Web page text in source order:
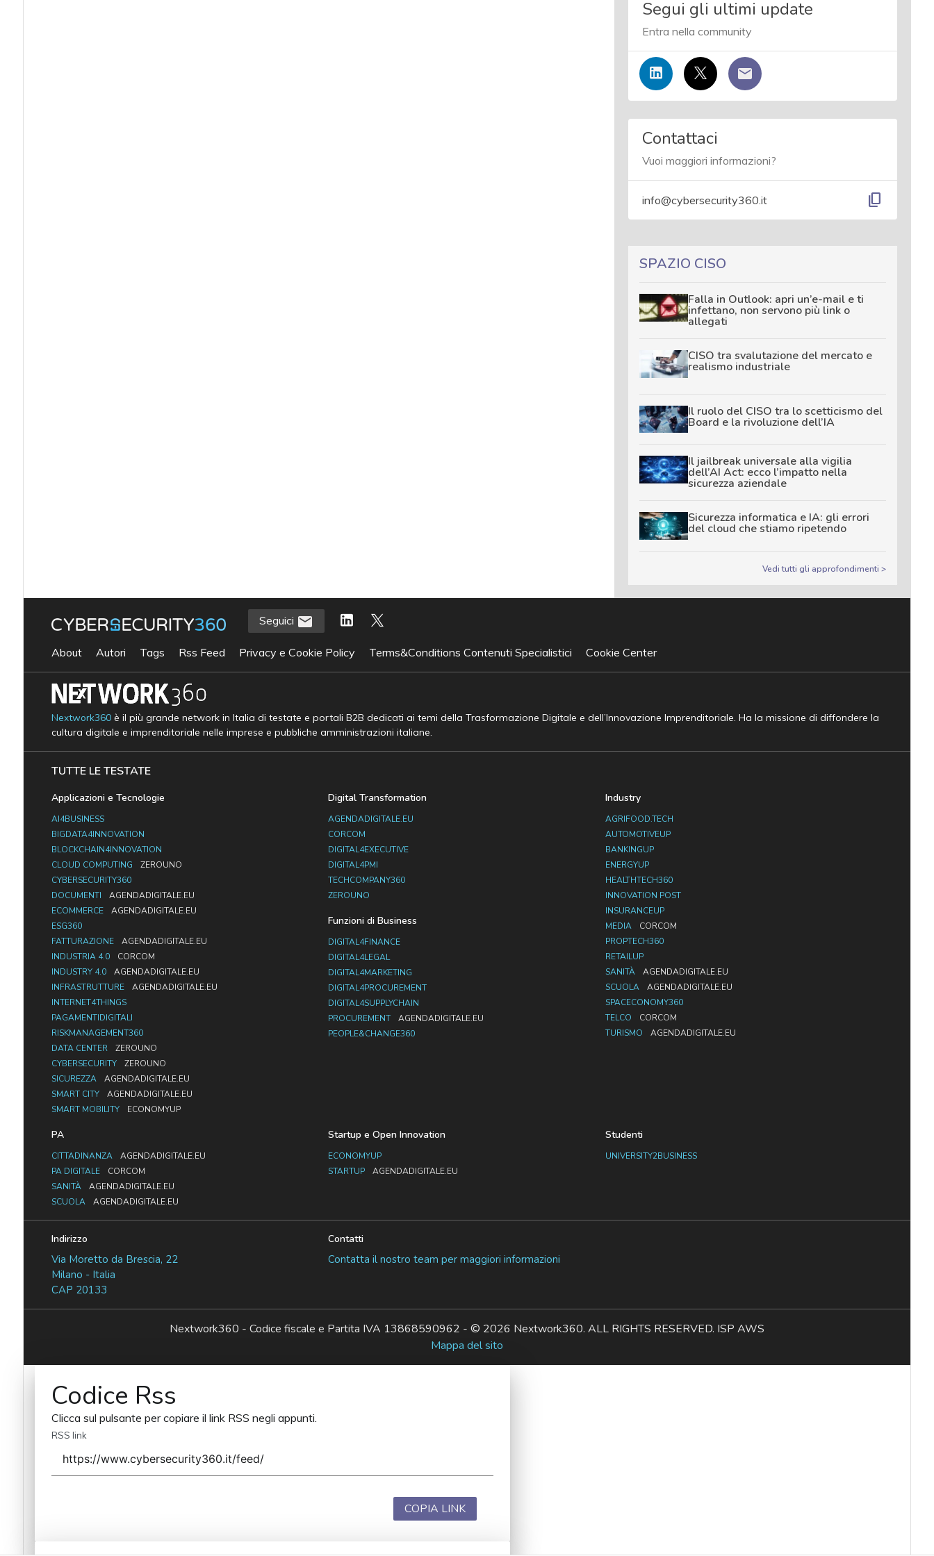
Segui gli ultimi update
Entra nella community
Contattaci
Vuoi maggiori informazioni?
info@cybersecurity360.it content_copy
SPAZIO CISO
Falla in Outlook: apri un’e-mail e ti
infettano, non servono più link o
allegati
CISO tra svalutazione del mercato e
realismo industriale
Il ruolo del CISO tra lo scetticismo del
Board e la rivoluzione dell’IA
Il jailbreak universale alla vigilia
dell’AI Act: ecco l’impatto nella
sicurezza aziendale
Sicurezza informatica e IA: gli errori
del cloud che stiamo ripetendo
Vedi tutti gli approfondimenti >
Seguici
About Autori Tags Rss Feed Privacy e Cookie Policy Terms&Conditions Contenuti Specialistici Cookie Center
Nextwork360è il più grande network in Italia di testate e portali B2B dedicati ai temi della Trasformazione Digitale e dell’Innovazione Imprenditoriale. Ha la missione di diffondere la
cultura digitale e imprenditoriale nelle imprese e pubbliche amministrazioni italiane.
TUTTE LE TESTATE
Applicazioni e Tecnologie
AI4BUSINESS
BIGDATA4INNOVATION
BLOCKCHAIN4INNOVATION
CLOUD COMPUTING
ZEROUNO
CYBERSECURITY360
DOCUMENTI
AGENDADIGITALE.EU
ECOMMERCE
AGENDADIGITALE.EU
ESG360
FATTURAZIONE
AGENDADIGITALE.EU
INDUSTRIA 4.0
CORCOM
INDUSTRY 4.0
AGENDADIGITALE.EU
INFRASTRUTTURE
AGENDADIGITALE.EU
INTERNET4THINGS
PAGAMENTIDIGITALI
RISKMANAGEMENT360
DATA CENTER
ZEROUNO
CYBERSECURITY
ZEROUNO
SICUREZZA
AGENDADIGITALE.EU
SMART CITY
AGENDADIGITALE.EU
SMART MOBILITY
ECONOMYUP
Digital Transformation
AGENDADIGITALE.EU
CORCOM
DIGITAL4EXECUTIVE
DIGITAL4PMI
TECHCOMPANY360
ZEROUNO
Funzioni di Business
DIGITAL4FINANCE
DIGITAL4LEGAL
DIGITAL4MARKETING
DIGITAL4PROCUREMENT
DIGITAL4SUPPLYCHAIN
PROCUREMENT
AGENDADIGITALE.EU
PEOPLE&CHANGE360
Industry
AGRIFOOD.TECH
AUTOMOTIVEUP
BANKINGUP
ENERGYUP
HEALTHTECH360
INNOVATION POST
INSURANCEUP
MEDIA
CORCOM
PROPTECH360
RETAILUP
SANITÀ
AGENDADIGITALE.EU
SCUOLA
AGENDADIGITALE.EU
SPACECONOMY360
TELCO
CORCOM
TURISMO
AGENDADIGITALE.EU
PA
CITTADINANZA
AGENDADIGITALE.EU
PA DIGITALE
CORCOM
SANITÀ
AGENDADIGITALE.EU
SCUOLA
AGENDADIGITALE.EU
Startup e Open Innovation
ECONOMYUP
STARTUP
AGENDADIGITALE.EU
Studenti
UNIVERSITY2BUSINESS
Indirizzo
Via Moretto da Brescia, 22
Milano - Italia
CAP 20133
Contatti
Contatta il nostro team per maggiori informazioni
Nextwork360 - Codice fiscale e Partita IVA 13868590962 - © 2026 Nextwork360. ALL RIGHTS RESERVED. ISP AWS
Mappa del sito
Codice Rss
Clicca sul pulsante per copiare il link RSS negli appunti.
RSS link
COPIA LINK